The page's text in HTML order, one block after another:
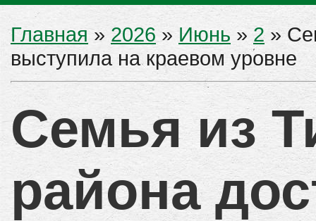
Главная » 2026 » Июнь » 2»
выступила на краевом уровне
Семья из
района